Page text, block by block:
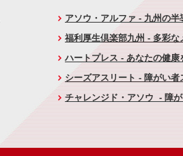
アソウ・アルファ - 九州の
福利厚生倶楽部九州 - 多彩
ハートプレス - あなたの健康
シーズアスリート - 障がい
チャレンジド・アソウ - 障